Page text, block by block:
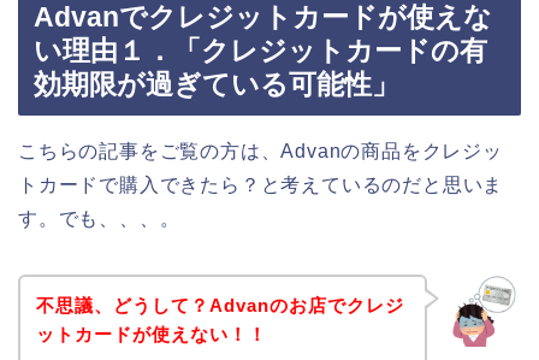
Advanでクレジットカードが使えな
い理由１．「クレジットカードの有
効期限が過ぎている可能性」
こちらの記事をご覧の方は、Advanの商品をクレジッ
トカードで購入できたら？と考えているのだと思いま
す。でも、、、。
不思議、どうして？Advanのお店でクレジ
ットカードが使えない！！